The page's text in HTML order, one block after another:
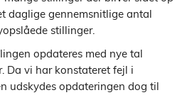
daglige gennemsnitlige antal
stillinger.
opdateres med nye tal
Da vi har konstateret fejl i
udskydes opdateringen dog til